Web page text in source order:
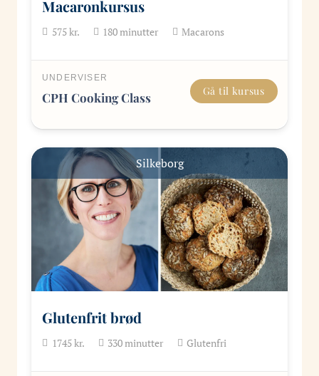
Macaronkursus
575kr. 180minutter Macarons
UNDERVISER
CPH Cooking Class Gå til kursus
Silkeborg
Glutenfrit brød
1745kr. 330minutter Glutenfri